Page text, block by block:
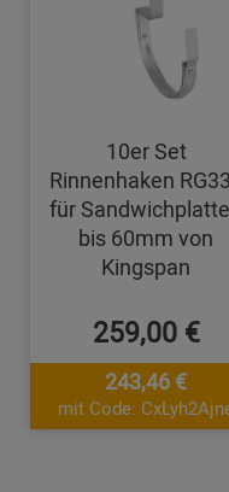
10er Set
Rinnenhaken
für
bis 60mm von
Kingspan
259,00 €
243,46 €
mit Code: